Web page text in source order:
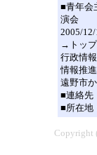
■青年会
演会
2005/
→トッ
行政情
情報推
遠野市
■連絡先
■所在地
Copyright